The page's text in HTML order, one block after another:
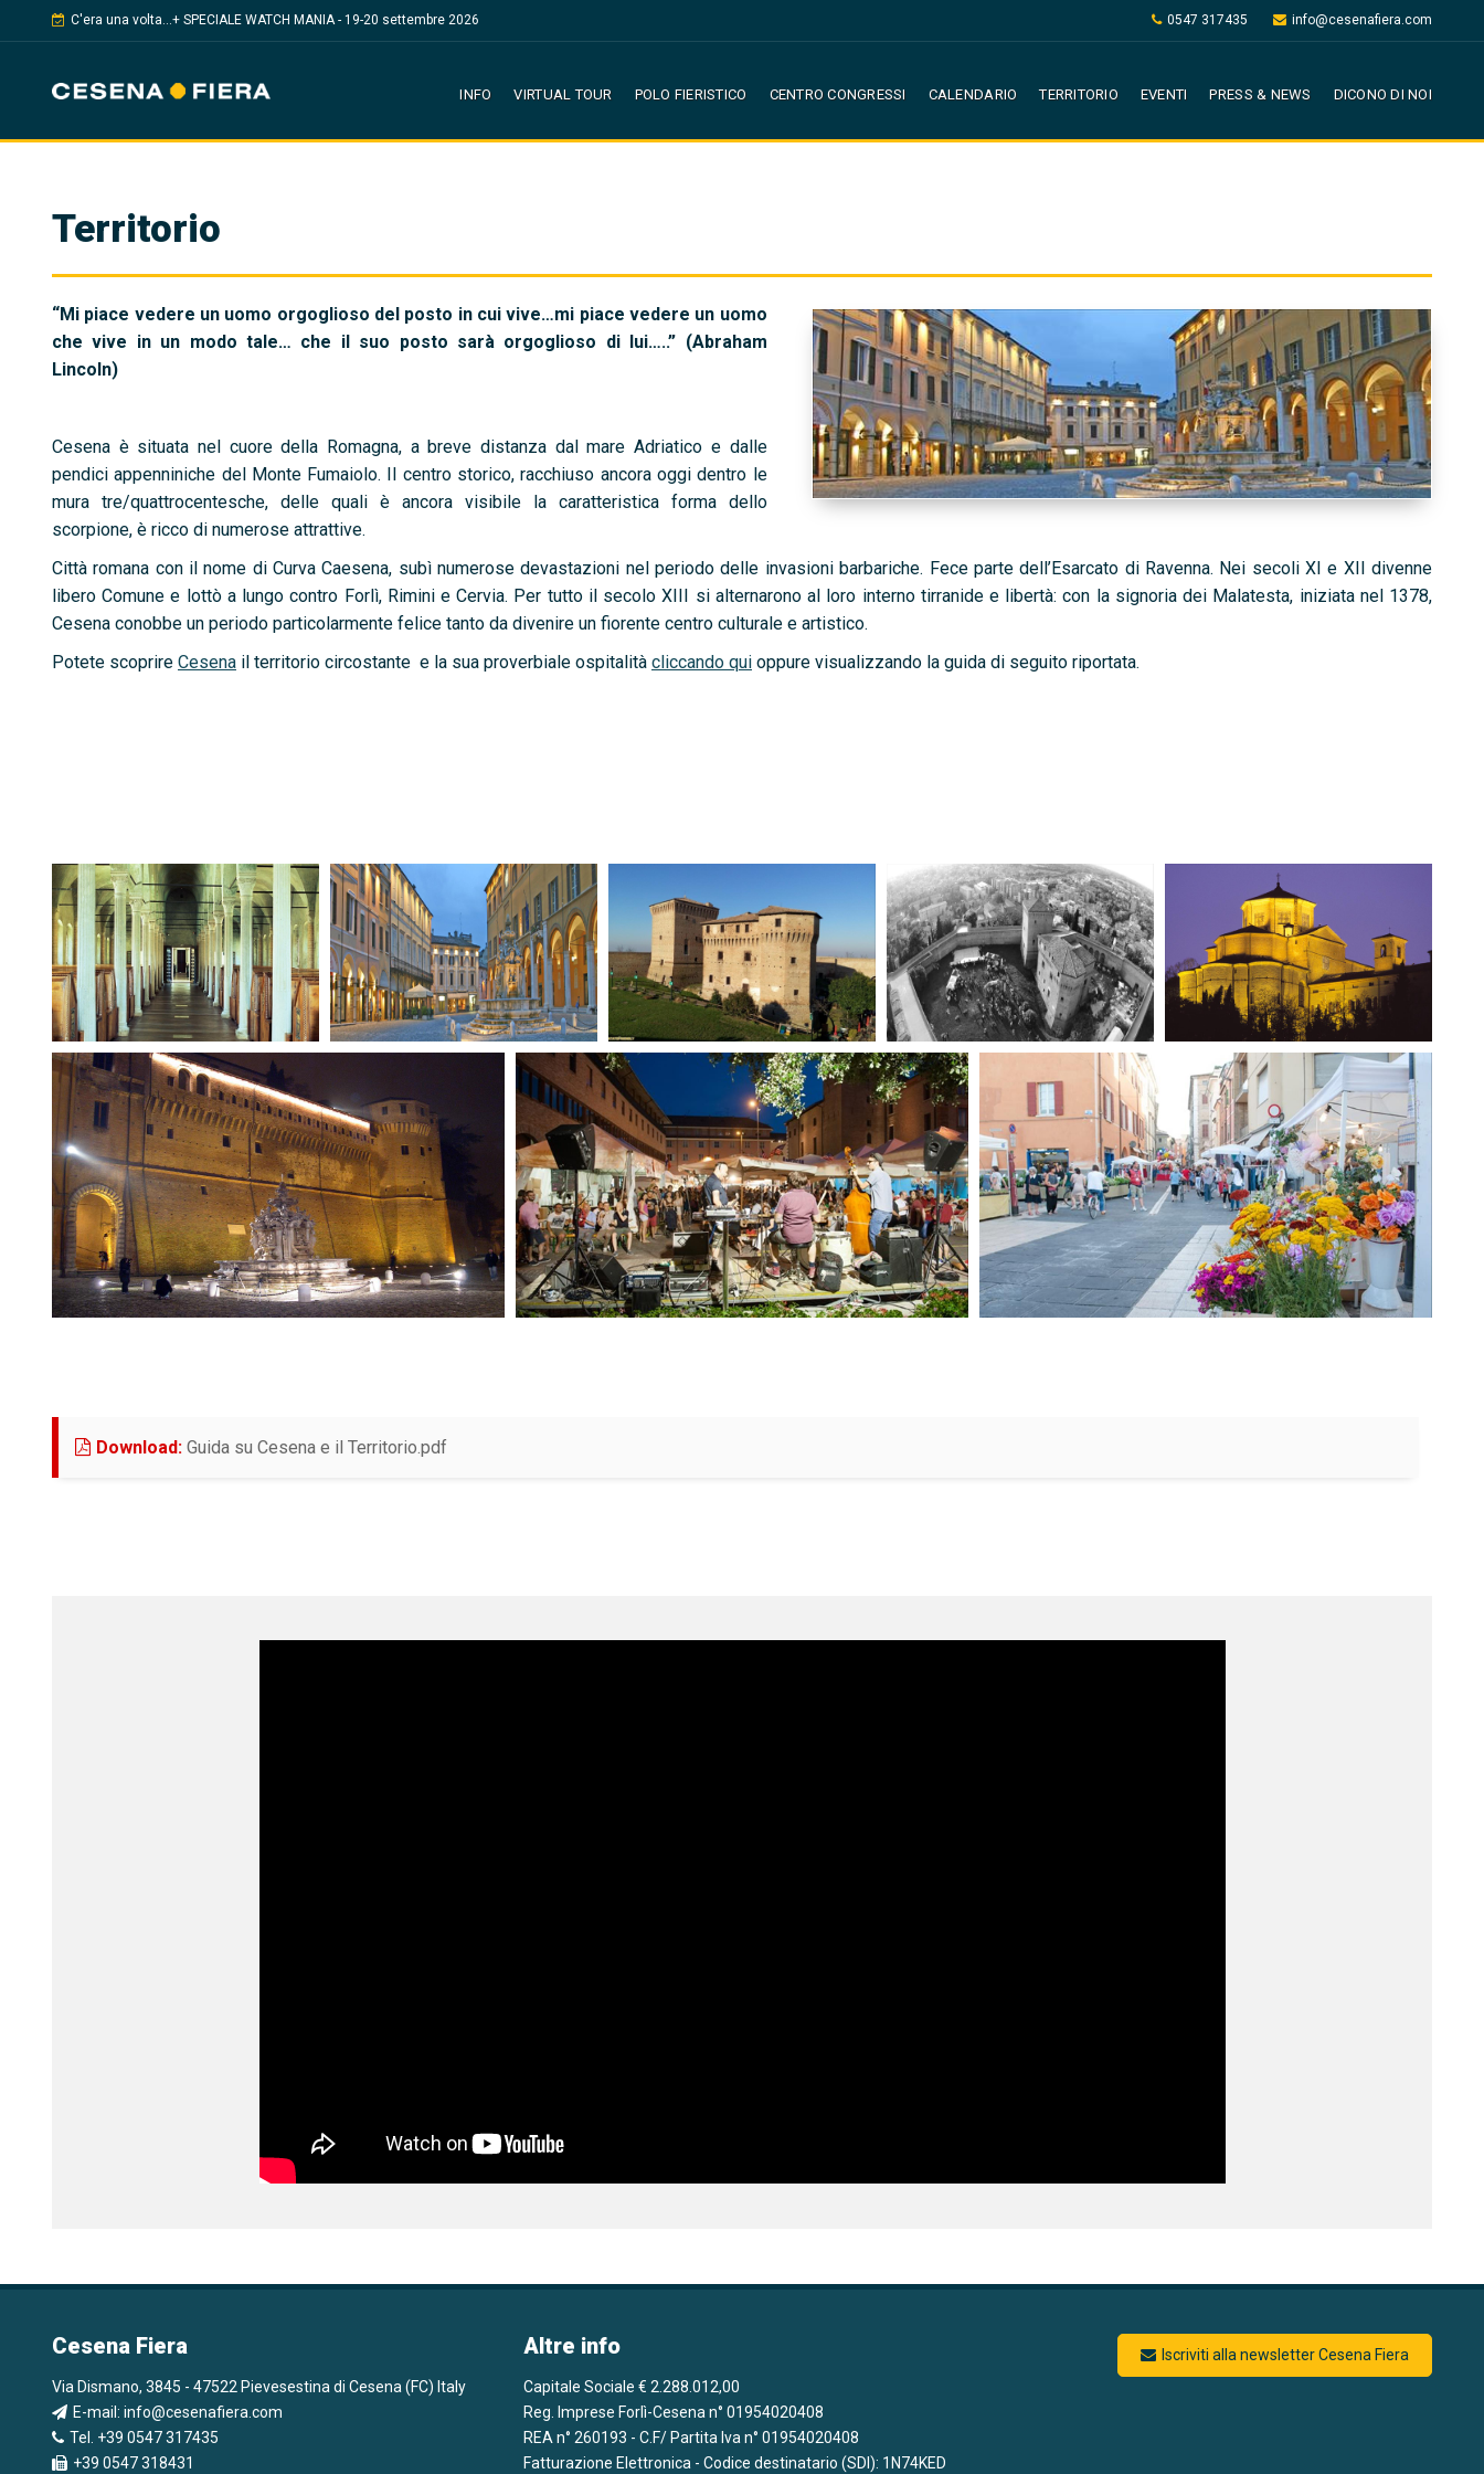
C'era una volta...+ SPECIALE WATCH MANIA - 19-20 settembre 2026 0547 317435 info@cesenafiera.com
INFO VIRTUAL TOUR POLO FIERISTICO CENTRO CONGRESSI CALENDARIO TERRITORIO EVENTI PRESS & NEWS DICONO DI NOI
Territorio
“Mi piace vedere un uomo orgoglioso del posto in cui vive…mi piace vedere un uomo
che vive in un modo tale… che il suo posto sarà orgoglioso di lui…..” (Abraham
Lincoln)
Cesena è situata nel cuore della Romagna, a breve distanza dal mare Adriatico e dalle
pendici appenniniche del Monte Fumaiolo. Il centro storico, racchiuso ancora oggi dentro le
mura tre/quattrocentesche, delle quali è ancora visibile la caratteristica forma dello
scorpione, è ricco di numerose attrattive.
Città romana con il nome di Curva Caesena, subì numerose devastazioni nel periodo delle invasioni barbariche. Fece parte dell’Esarcato di Ravenna. Nei secoli XI e XII divenne
libero Comune e lottò a lungo contro Forlì, Rimini e Cervia. Per tutto il secolo XIII si alternarono al loro interno tirranide e libertà: con la signoria dei Malatesta, iniziata nel 1378,
Cesena conobbe un periodo particolarmente felice tanto da divenire un fiorente centro culturale e artistico.
Potete scoprire Cesena il territorio circostante e la sua proverbiale ospitalità cliccando qui oppure visualizzando la guida di seguito riportata.
Download: Guida su Cesena e il Territorio.pdf(si apre in una nuova finestra)
Cesena Fiera
Via Dismano, 3845 - 47522 Pievesestina di Cesena (FC) Italy
E-mail: info@cesenafiera.com
Tel. +39 0547 317435
+39 0547 318431
Altre info
Capitale Sociale € 2.288.012,00
Reg. Imprese Forlì-Cesena n° 01954020408
REA n° 260193 - C.F/ Partita Iva n° 01954020408
Fatturazione Elettronica - Codice destinatario (SDI): 1N74KED
Iscriviti alla newsletter Cesena Fiera